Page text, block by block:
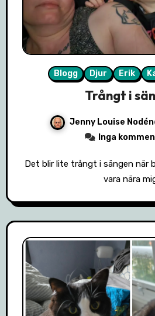
Blogg Djur Erik
Trångt i
Jenny Louise Nodén
Inga
Det blir lite trångt i sängen när både Pelle och Erik vill
vara nära